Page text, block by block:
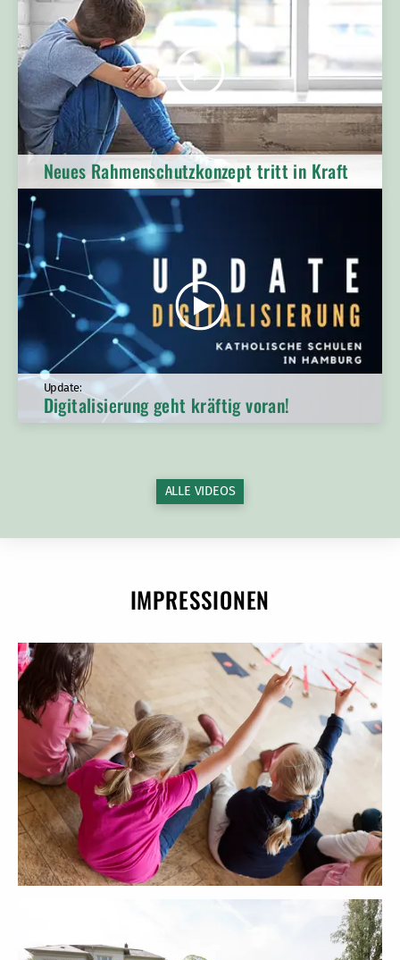
Neues Rahmenschutzkonzept tritt in Kraft
Update:
Digitalisierung geht kräftig voran!
ALLE VIDEOS
IMPRESSIONEN